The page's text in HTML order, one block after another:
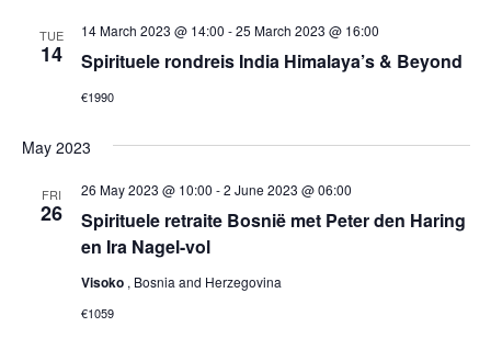
TUE
14 Spirituele rondreis India Himalaya’s & Beyond
14 March 2023 @ 14:00 -25 March 2023 @ 16:00
€1990
May 2023
FRI
26
Spirituele retraite Bosnië met Peter den Haring
en Ira Nagel-vol
26 May 2023 @ 10:00 -2 June 2023 @ 06:00
Visoko , Bosnia and Herzegovina
€1059